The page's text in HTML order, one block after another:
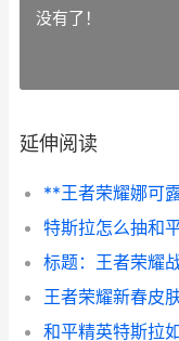
没有了！
延伸阅读